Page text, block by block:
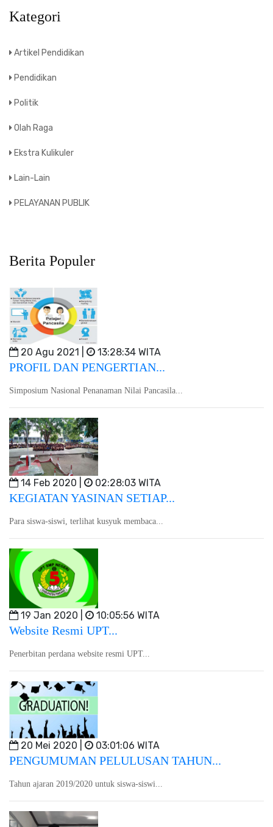
Kategori
Artikel Pendidikan
Pendidikan
Politik
Olah Raga
Ekstra Kulikuler
Lain-Lain
PELAYANAN PUBLIK
Berita Populer
20 Agu 2021 | 13:28:34 WITA
PROFIL DAN PENGERTIAN...
Simposium Nasional Penanaman Nilai Pancasila...
14 Feb 2020 | 02:28:03 WITA
KEGIATAN YASINAN SETIAP...
Para siswa-siswi, terlihat kusyuk membaca...
19 Jan 2020 | 10:05:56 WITA
Website Resmi UPT...
Penerbitan perdana website resmi UPT...
20 Mei 2020 | 03:01:06 WITA
PENGUMUMAN PELULUSAN TAHUN...
Tahun ajaran 2019/2020 untuk siswa-siswi...